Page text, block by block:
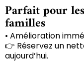
Parfait pour
familles
• Amélioration
👉 Réservez un
aujourd’hui.